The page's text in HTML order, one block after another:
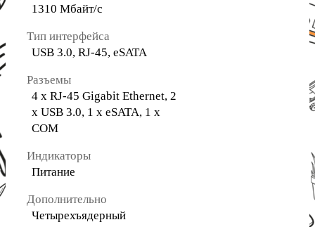
1310 Мбайт/с
Тип интерфейса
USB 3.0, RJ-45, eSATA
Разъемы
4 x RJ-45 Gigabit Ethernet, 2
x USB 3.0, 1 x eSATA, 1 х
COM
Индикаторы
Питание
Дополнительно
Четырехъядерный